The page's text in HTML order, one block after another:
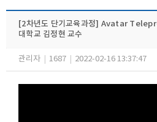
[2차년도 단기교육과정] Avatar
대학교 김정현 교수
관리자 1687 2022-02-16 13:37:47